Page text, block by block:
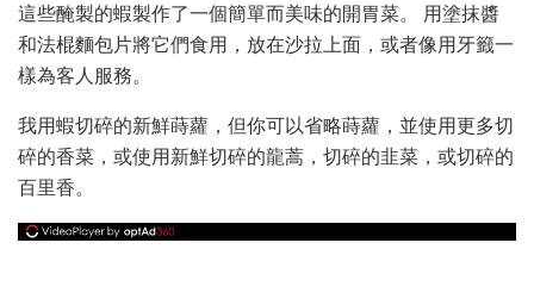
這些醃製的蝦製作了一個簡單而美味的開胃菜。 用塗抹醬
和法棍麵包片將它們食用，放在沙拉上面，或者像用牙籤一
樣為客人服務。
我用蝦切碎的新鮮蒔蘿，但你可以省略蒔蘿，並使用更多切
碎的香菜，或使用新鮮切碎的龍蒿，切碎的韭菜，或切碎的
百里香。